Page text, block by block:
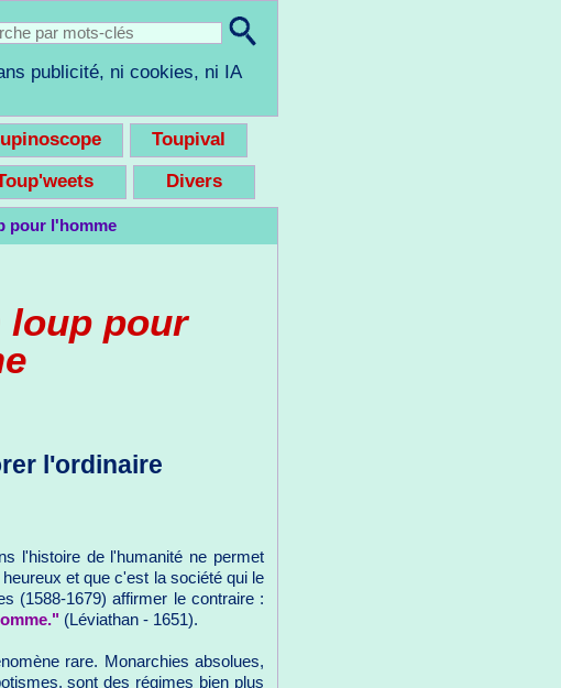
publicité, ni cookies, ni IA
Toupival
Divers
pour l'homme
loup pour
l'ordinaire
l'histoire de l'humanité ne permet
et que c'est la société qui le
(1588-1679) affirmer le contraire :
(Léviathan - 1651).
rare. Monarchies absolues,
sont des régimes bien plus